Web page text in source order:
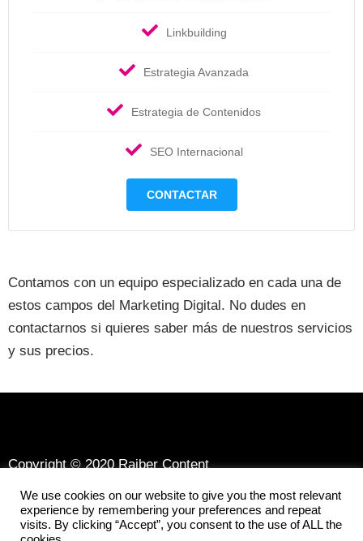
Linkbuilding
Estrategia Avanzada
Estrategia de Contenidos
SEO Internacional
CONTACTAR
Contamos con un equipo especializado en cada una de
estos campos del Marketing Digital. No dudes en
contactarnos si quieres saber más de nuestros servicios
y sus precios.
Copyright © 2020 Raiber Content
Política de Cookies
Política de Privacidad
We use cookies on our website to give you the most relevant
experience by remembering your preferences and repeat
visits. By clicking “Accept”, you consent to the use of ALL the